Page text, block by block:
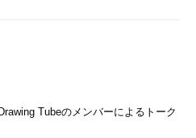
Tubeのメンバーによるトーク